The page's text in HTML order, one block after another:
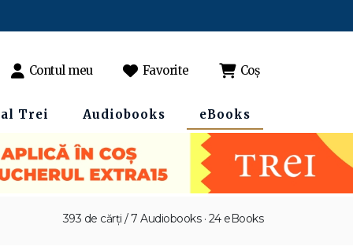
Contul meu Favorite Coș
Trei Audiobooks eBooks
393 de cărți / 7 Audiobooks · 24 eBooks